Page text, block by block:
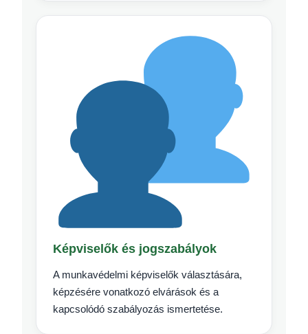
Képviselők és jogszabályok
A munkavédelmi képviselők választására,
képzésére vonatkozó elvárások és a
kapcsolódó szabályozás ismertetése.